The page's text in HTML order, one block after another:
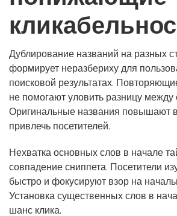
Дублирование названий на разных
формирует неразбериху для
поисковой результатах.
не помогают уловить разницу между
Оригинальные названия повышают
привлечь посетителей.
Нехватка основных слов в начале
совпадение сниппета. Посетители
быстро и фокусируют взор на
Установка существенных слов в
шанс клика.